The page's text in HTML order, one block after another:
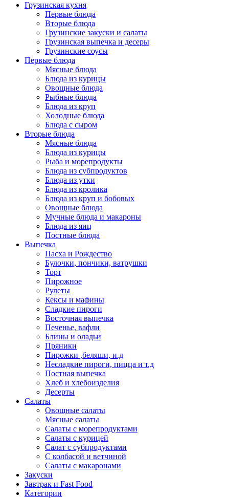
Грузинская кухня
Первые блюда
Вторые блюда
Грузинские закуски и салаты
Грузинская выпечка и десеры
Грузинские соусы
Первые блюда
Мясные блюда
Блюда из курицы
Овощные блюда
Рыбные блюда
Блюда из круп
Холодные блюда
Блюда с сыром
Вторые блюда
Мясные блюда
Блюда из курицы
Рыба и морепродукты
Блюда из субпродуктов
Блюда из утки
Блюда из кролика
Блюда из круп и бобовых
Овощные блюда
Мучные блюда и макароны
Блюда из яиц
Постные блюда
Выпечка
Пасха и Рождество
Булочки, пончики, ватрушки
Торт
Пирожное
Рулеты
Кексы и мафины
Сладкие пироги
Восточная выпечка
Печенье, вафли
Блины и оладьи
Пряники
Пирожки ,беляши, и.д
Несладкие пироги, пицца и т.д
Постная выпечка
Хлеб и хлебоизделия
Десерты
Салаты
Овощные салаты
Мясные салаты
Салаты с морепродуктами
Салаты с курицей
Салат с субпродуктами
С колбасой и ветчиной
Салаты с макаронами
Закуски
Завтрак и Fast Food
Категории